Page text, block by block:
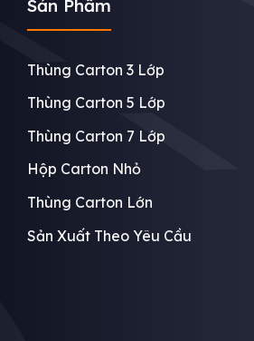
Sản Phẩm
Thùng Carton 3 Lớp
Thùng Carton 5 Lớp
Thùng Carton 7 Lớp
Hộp Carton Nhỏ
Thùng Carton Lớn
Sản Xuất Theo Yêu Cầu